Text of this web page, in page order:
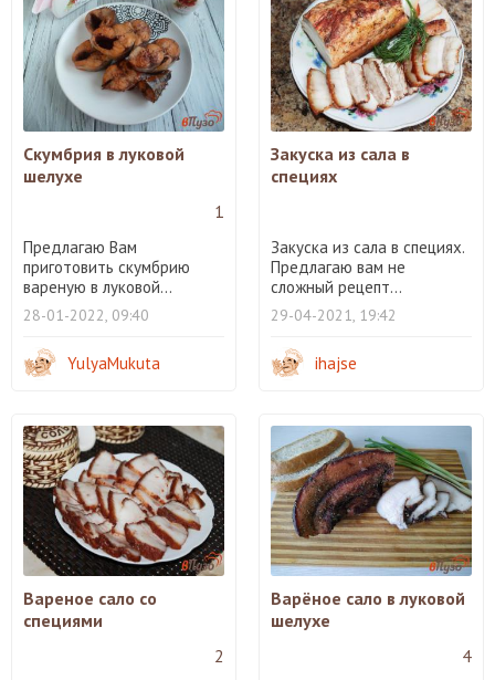
Скумбрия в луковой
шелухе
1
Предлагаю Вам
приготовить скумбрию
вареную в луковой...
28-01-2022, 09:40
YulyaMukuta
Закуска из сала в
специях
Закуска из сала в специях.
Предлагаю вам не
сложный рецепт...
29-04-2021, 19:42
ihajse
Вареное сало со
специями
2
Варёное сало в луковой
шелухе
4